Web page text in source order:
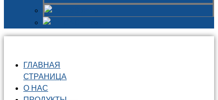
ГЛАВНАЯ
СТРАНИЦА
О НАС